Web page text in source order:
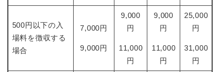
500円以下の入
場料を徴収する
場合
7,000円
9,000円
9,000
円
11,000
円
9,000
円
11,000
円
25,000
円
31,000
円